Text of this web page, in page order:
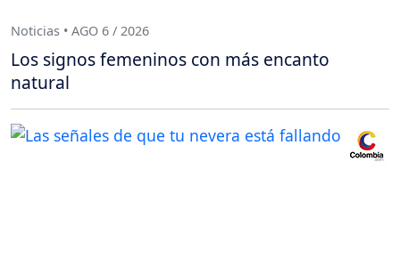
Noticias • AGO 6 / 2026
Los signos femeninos con más encanto
natural